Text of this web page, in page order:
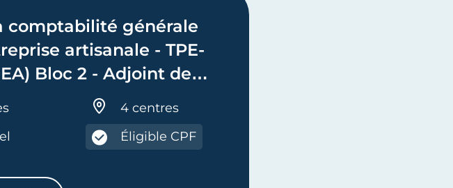
comptabilité générale
artisanale - TPE-
Bloc 2 - Adjoint de
Artisanale
4 centres
Éligible CPF